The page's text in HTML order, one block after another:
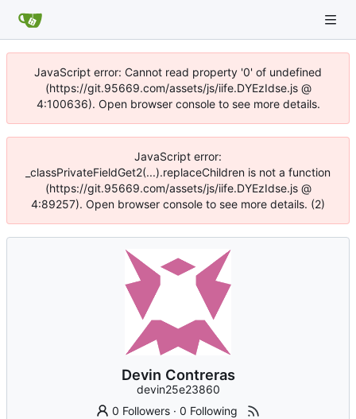
JavaScript error: Cannot read property '0' of undefined
(https://git.95669.com/assets/js/iife.DYEzIdse.js @
4:100636). Open browser console to see more details.
JavaScript error:
_classPrivateFieldGet2(...).replaceChildren is not a function
(https://git.95669.com/assets/js/iife.DYEzIdse.js @
4:89257). Open browser console to see more details. (2)
Devin Contreras
devin25e23860
0 Followers ·0 Following